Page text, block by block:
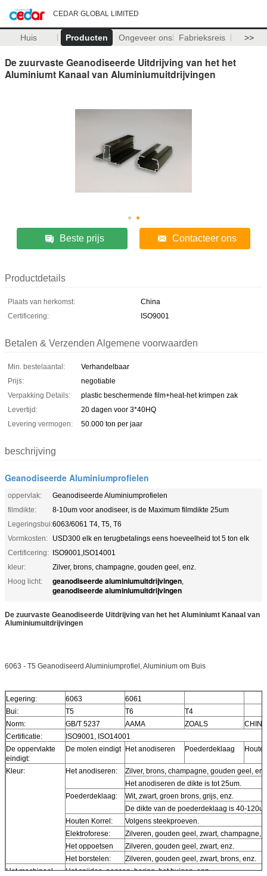
CEDAR GLOBAL LIMITED
Huis Producten Ongeveer ons Fabrieksreis >>
De zuurvaste Geanodiseerde Uitdrijving van het het
Aluminiumt Kanaal van Aluminiumuitdrijvingen
Beste prijs Contacteer ons
Productdetails
Plaats van herkomst:
China
Certificering:
ISO9001
Betalen & Verzenden Algemene voorwaarden
Min. bestelaantal:
Verhandelbaar
Prijs:
negotiable
Verpakking Details:
plastic beschermende film+heat-het krimpen zak
Levertijd:
20 dagen voor 3*40HQ
Levering vermogen:
50.000 ton per jaar
beschrijving
Geanodiseerde Aluminiumprofielen
oppervlak:
Geanodiseerde Aluminiumprofielen
filmdikte:
8-10um voor anodiseer, is de Maximum filmdikte 25um
Legeringsbui:6063/6061 T4, T5, T6
Vormkosten:
USD300 elk en terugbetalings eens hoeveelheid tot 5 ton elk
Certificering: ISO9001,ISO14001
kleur:
Zilver, brons, champagne, gouden geel, enz.
Hoog licht:
geanodiseerde aluminiumuitdrijvingen,
geanodiseerde aluminiumuitdrijvingen
De zuurvaste Geanodiseerde Uitdrijving van het het Aluminiumt Kanaal van
Aluminiumuitdrijvingen
6063 - T5 Geanodiseerd Aluminiumprofiel, Aluminium om Buis
Legering: 6063
6061
Bui:
T5 T6
T4
Norm:
GB/T 5237 AAMA ZOALS
Certificatie:
ISO9001, ISO14001
De oppervlakte
eindigt:
De molen eindigt Het anodiseren Poederdeklaag
Kleur: Het anodiseren:
Zilver, brons, champagne, gouden geel,
Het anodiseren de dikte is tot 25um.
Poederdeklaag:
Wit, zwart, groen brons, grijs, enz.
De dikte van de poederdeklaag is 40-
Houten Korrel:
Volgens steekproeven.
Elektroforese:
Zilveren, gouden geel, zwart, champagne,
Het oppoetsen
Zilveren, gouden geel, zwart, enz.
Het borstelen:
Zilveren, gouden geel, zwart, brons, enz.
Het machinaal
Het snijden, ponsen, boring, het buigen, enz.